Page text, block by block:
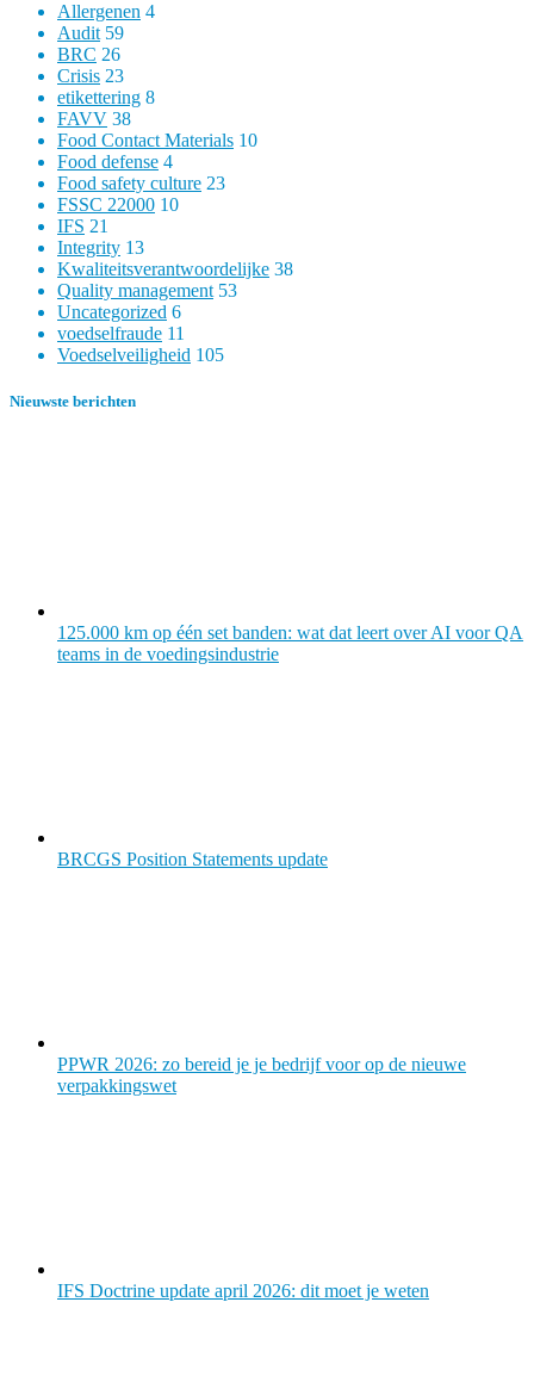
Allergenen 4
Audit 59
BRC 26
Crisis 23
etikettering 8
FAVV 38
Food Contact Materials 10
Food defense 4
Food safety culture 23
FSSC 22000 10
IFS 21
Integrity 13
Kwaliteitsverantwoordelijke 38
Quality management 53
Uncategorized 6
voedselfraude 11
Voedselveiligheid 105
Nieuwste berichten
125.000 km op één set banden: wat dat leert over AI voor QA
teams in de voedingsindustrie
BRCGS Position Statements update
PPWR 2026: zo bereid je je bedrijf voor op de nieuwe
verpakkingswet
IFS Doctrine update april 2026: dit moet je weten